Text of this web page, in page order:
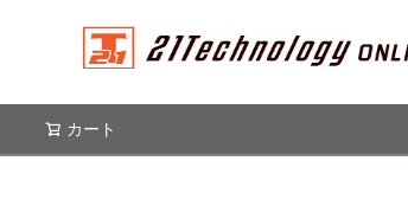
カート